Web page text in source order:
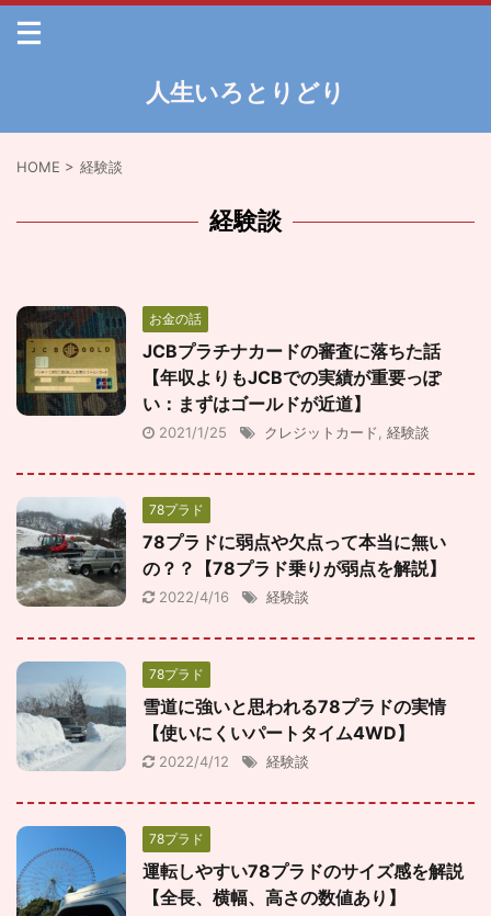
人生いろとりどり
HOME > 経験談
経験談
お金の話
JCBプラチナカードの審査に落ちた話
【年収よりもJCBでの実績が重要っぽ
い：まずはゴールドが近道】
2021/1/25 クレジットカード 経験談
78プラド
78プラドに弱点や欠点って本当に無い
の？？【78プラド乗りが弱点を解説】
2022/4/16 経験談
78プラド
雪道に強いと思われる78プラドの実情
【使いにくいパートタイム4WD】
2022/4/12 経験談
78プラド
運転しやすい78プラドのサイズ感を解説
【全長、横幅、高さの数値あり】